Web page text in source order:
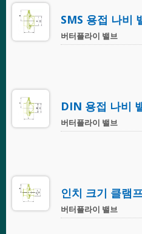
SMS 용접 나비
버터플라이 밸브
DIN 용접 나비
버터플라이 밸브
인치 크기 클램
버터플라이 밸브